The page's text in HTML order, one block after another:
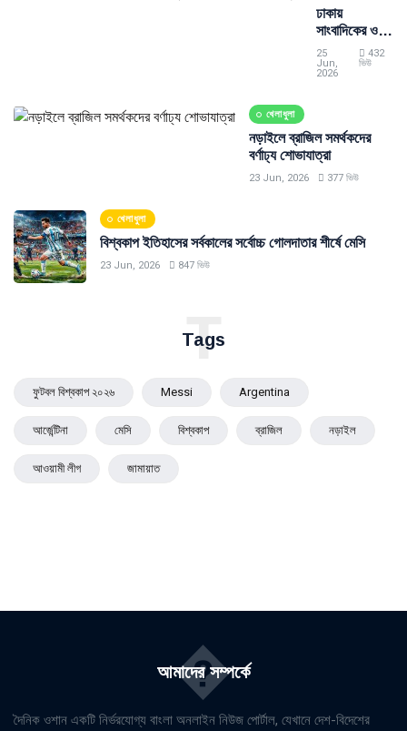
ঢাকায়
সাংবাদিকের ওপর
হামলার প্রতিবাদে
নড়াইলে
25
Jun,
2026
432
ভিউ
খেলাধুলা
নড়াইলে ব্রাজিল সমর্থকদের
বর্ণাঢ্য শোভাযাত্রা
23 Jun, 2026 377 ভিউ
খেলাধুলা
বিশ্বকাপ ইতিহাসের সর্বকালের সর্বোচ্চ গোলদাতার শীর্ষে মেসি
23 Jun, 2026 847 ভিউ
Tags
T
ফুটবল বিশ্বকাপ ২০২৬ Messi Argentina
আর্জেন্টিনা মেসি বিশ্বকাপ ব্রাজিল নড়াইল
আওয়ামী লীগ জামায়াত
আমাদের সম্পর্কে
�
দৈনিক ওশান একটি নির্ভরযোগ্য বাংলা অনলাইন নিউজ পোর্টাল, যেখানে দেশ-বিদেশের